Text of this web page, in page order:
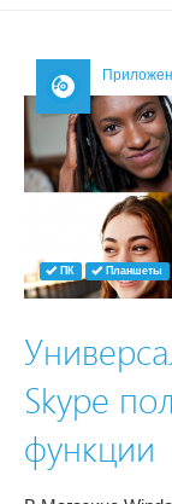
ПК Планшеты
Skype
функции